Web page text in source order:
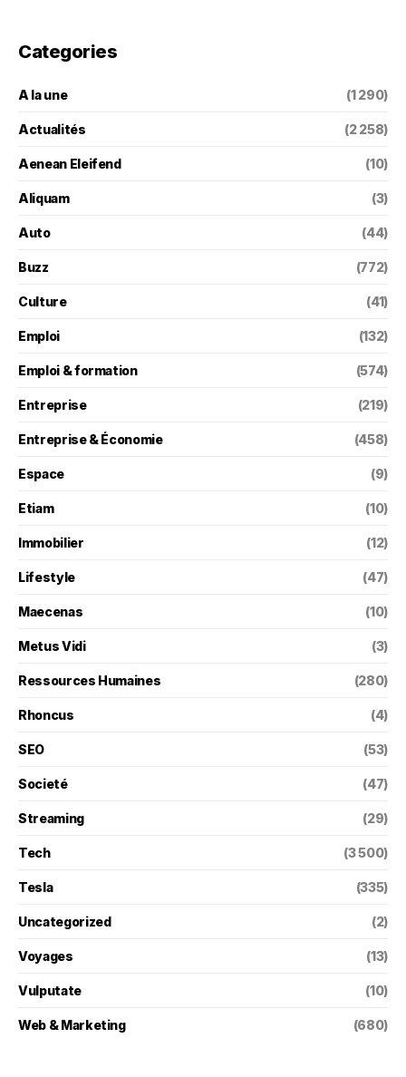
Categories
A la une (1 290)
Actualités (2 258)
Aenean Eleifend (10)
Aliquam (3)
Auto (44)
Buzz (772)
Culture (41)
Emploi (132)
Emploi & formation (574)
Entreprise (219)
Entreprise & Économie (458)
Espace (9)
Etiam (10)
Immobilier (12)
Lifestyle (47)
Maecenas (10)
Metus Vidi (3)
Ressources Humaines (280)
Rhoncus (4)
SEO (53)
Societé (47)
Streaming (29)
Tech (3 500)
Tesla (335)
Uncategorized (2)
Voyages (13)
Vulputate (10)
Web & Marketing (680)